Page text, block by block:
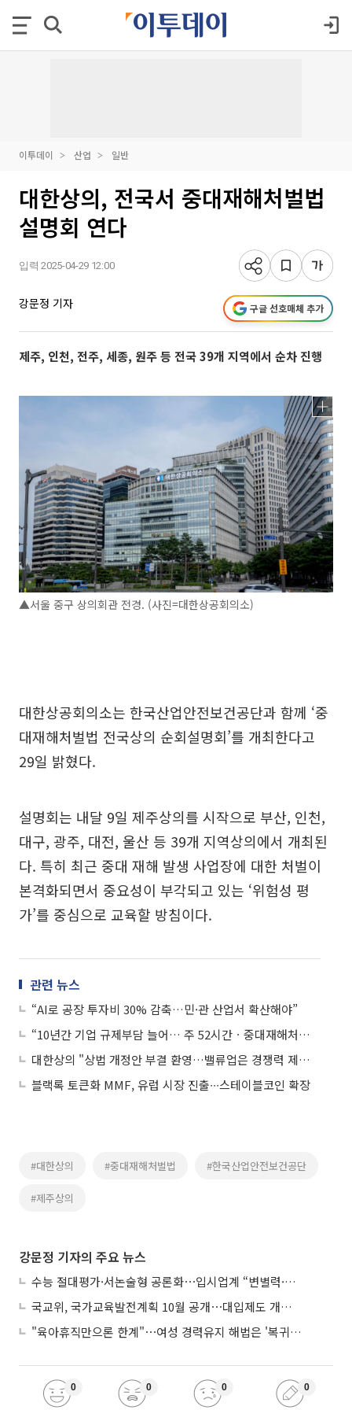
이투데이 산업 일반
대한상의, 전국서 중대재해처벌법
설명회 연다
입력 2025-04-29 12:00
강문정 기자 구글 선호매체 추가
제주, 인천, 전주, 세종, 원주 등 전국 39개 지역에서 순차 진행
▲서울 중구 상의회관 전경. (사진=대한상공회의소)
대한상공회의소는 한국산업안전보건공단과 함께 ‘중
대재해처벌법 전국상의 순회설명회’를 개최한다고
29일 밝혔다.
설명회는 내달 9일 제주상의를 시작으로 부산, 인천,
대구, 광주, 대전, 울산 등 39개 지역상의에서 개최된
다. 특히 최근 중대 재해 발생 사업장에 대한 처벌이
본격화되면서 중요성이 부각되고 있는 ‘위험성 평
가’를 중심으로 교육할 방침이다.
관련 뉴스
“AI로 공장 투자비 30% 감축…민·관 산업서 확산해야”
“10년간 기업 규제부담 늘어… 주 52시간ㆍ중대재해처벌법 영향”
대한상의 "상법 개정안 부결 환영…밸류업은 경쟁력 제고로 이뤄져야"
블랙록 토큰화 MMF, 유럽 시장 진출∙∙∙스테이블코인 확장
#대한상의 #중대재해처벌법 #한국산업안전보건공단
#제주상의
강문정 기자의 주요 뉴스
수능 절대평가·서논술형 공론화⋯입시업계 “변별력·사교육 대책 먼저”
국교위, 국가교육발전계획 10월 공개⋯대입제도 개편 공론화 추진
"육아휴직만으론 한계"⋯여성 경력유지 해법은 '복귀 후 유연근무’
0 0 0 0